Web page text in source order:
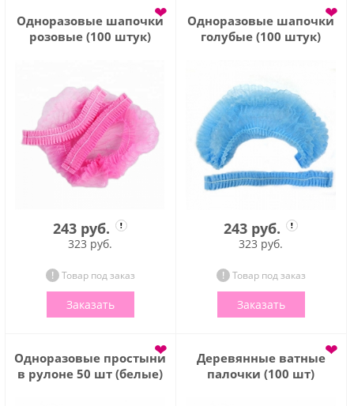
Одноразовые шапочки
розовые (100 штук)
❤
243 руб.
323 руб.
Товар под заказ
Заказать
Одноразовые шапочки
голубые (100 штук)
❤
243 руб.
323 руб.
Товар под заказ
Заказать
Одноразовые простыни
в рулоне 50 шт (белые)
❤
Деревянные ватные
палочки (100 шт)
❤